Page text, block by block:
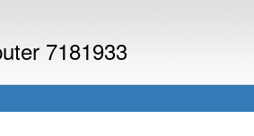
7181933